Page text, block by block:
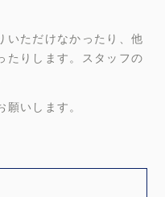
いただけなかったり、他
たりします。スタッフの
いします。